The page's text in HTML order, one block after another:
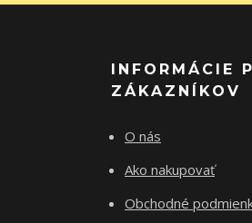
INFORMÁCIE
ZÁKAZNÍKOV
O nás
Ako nakupovať
Obchodné